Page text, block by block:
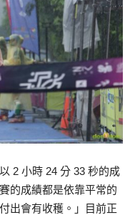
2 小時 24 分 33 秒的成
的成績都是依靠平常的
出會有收穫。」目前正